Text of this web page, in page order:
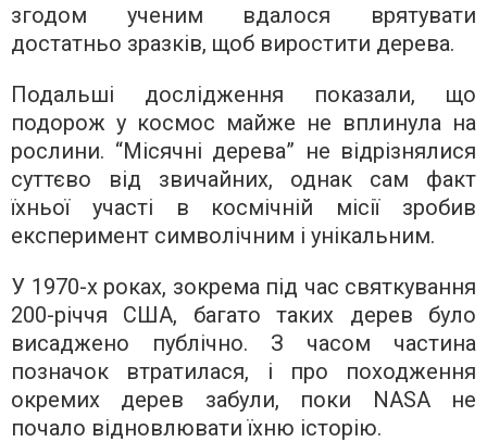
згодом ученим вдалося врятувати
достатньо зразків, щоб виростити дерева.
Подальші дослідження показали, що
подорож у космос майже не вплинула на
рослини. “Місячні дерева” не відрізнялися
суттєво від звичайних, однак сам факт
їхньої участі в космічній місії зробив
експеримент символічним і унікальним.
У 1970-х роках, зокрема під час святкування
200-річчя США, багато таких дерев було
висаджено публічно. З часом частина
позначок втратилася, і про походження
окремих дерев забули, поки NASA не
почало відновлювати їхню історію.